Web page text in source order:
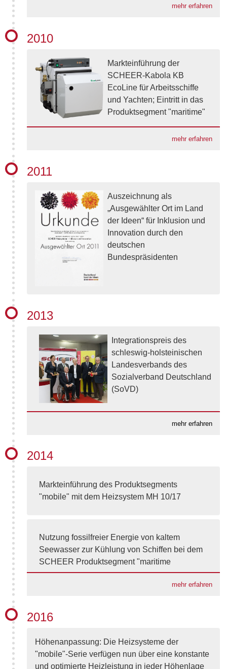
mehr erfahren
2010
Markteinführung der
SCHEER-Kabola KB
EcoLine für Arbeitsschiffe
und Yachten; Eintritt in das
Produktsegment "maritime"
mehr erfahren
2011
Auszeichnung als
„Ausgewählter Ort im Land
der Ideen“ für Inklusion und
Innovation durch den
deutschen
Bundespräsidenten
2013
Integrationspreis des
schleswig-holsteinischen
Landesverbands des
Sozialverband Deutschland
(SoVD)
mehr erfahren
außergewöhnlichem Ausmaß für die berufliche
eingesetzt. [...] SCHEER Heizsysteme zeigt in
vorbildlicher Weise, dass sich wirtschaftlicher
2014
Markteinführung des Produktsegments
"mobile" mit dem Heizsystem MH 10/17
Nutzung fossilfreier Energie von kaltem
Seewasser zur Kühlung von Schiffen bei dem
SCHEER Produktsegment "maritime
mehr erfahren
2016
Höhenanpassung: Die Heizsysteme der
"mobile"-Serie verfügen nun über eine konstante
und optimierte Heizleistung in jeder Höhenlage